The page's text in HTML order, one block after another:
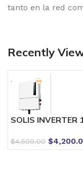
tanto en la red
Recently
SOLIS INVERTER
$4,500.00 $